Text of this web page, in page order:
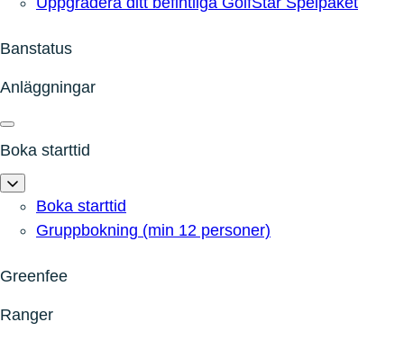
Banstatus
Anläggningar
Boka starttid
Boka starttid
Gruppbokning (min 12 personer)
Greenfee
Ranger